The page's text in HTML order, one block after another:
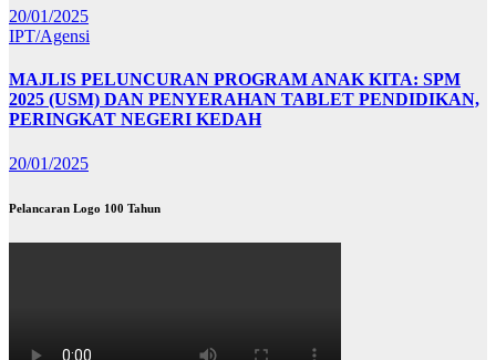
20/01/2025
IPT/Agensi
MAJLIS PELUNCURAN PROGRAM ANAK KITA: SPM
2025 (USM) DAN PENYERAHAN TABLET PENDIDIKAN,
PERINGKAT NEGERI KEDAH
20/01/2025
Pelancaran Logo 100 Tahun